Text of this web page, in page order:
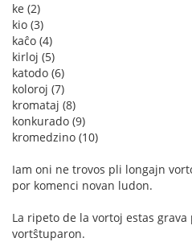
ke (2)
kio (3)
kaĉo (4)
kirloj (5)
katodo (6)
koloroj (7)
kromataj (8)
konkurado (9)
kromedzino (10)
Iam oni ne trovos pli longajn
por komenci novan ludon.
La ripeto de la vortoj estas
vortŝtuparon.